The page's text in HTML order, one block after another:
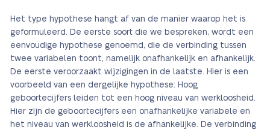
Het type hypothese hangt af van de manier waarop het is
geformuleerd. De eerste soort die we bespreken, wordt een
eenvoudige hypothese genoemd, die de verbinding tussen
twee variabelen toont, namelijk onafhankelijk en afhankelijk.
De eerste veroorzaakt wijzigingen in de laatste. Hier is een
voorbeeld van een dergelijke hypothese: Hoog
geboortecijfers leiden tot een hoog niveau van werkloosheid.
Hier zijn de geboortecijfers een onafhankelijke variabele en
het niveau van werkloosheid is de afhankelijke. De verbinding